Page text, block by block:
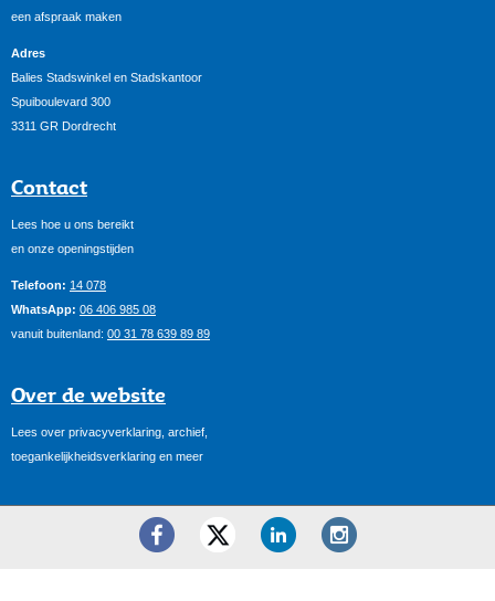
een afspraak maken
Adres
Balies Stadswinkel en Stadskantoor
Spuiboulevard 300
3311 GR Dordrecht
Contact
Lees hoe u ons bereikt
en onze openingstijden
Telefoon: 14 078
WhatsApp: 06 406 985 08
vanuit buitenland: 00 31 78 639 89 89
Over de website
Lees over privacyverklaring, archief,
toegankelijkheidsverklaring en meer